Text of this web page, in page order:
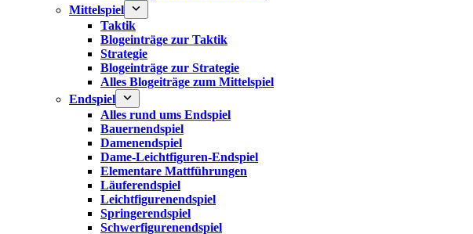
Mittelspiel
Taktik
Blogeinträge zur Taktik
Strategie
Blogeinträge zur Strategie
Alles Blogeiträge zum Mittelspiel
Endspiel
Alles rund ums Endspiel
Bauernendspiel
Damenendspiel
Dame-Leichtfiguren-Endspiel
Elementare Mattführungen
Läuferendspiel
Leichtfigurenendspiel
Springerendspiel
Schwerfigurenendspiel